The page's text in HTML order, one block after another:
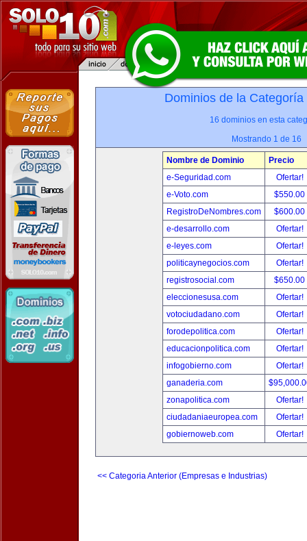
Dominios de la
16 dominios en esta
Mostrando 1 de 16
Nombre de Dominio
Precio
e-Seguridad.com
Ofertar!
e-Voto.com
$550.00
RegistroDeNombres.com
$600.00
e-desarrollo.com
Ofertar!
e-leyes.com
Ofertar!
politicaynegocios.com
Ofertar!
registrosocial.com
$650.00
eleccionesusa.com
Ofertar!
votociudadano.com
Ofertar!
forodepolitica.com
Ofertar!
educacionpolitica.com
Ofertar!
infogobierno.com
Ofertar!
ganaderia.com
zonapolitica.com
Ofertar!
ciudadaniaeuropea.com
Ofertar!
gobiernoweb.com
Ofertar!
<< Categoria Anterior (Empresas e Industrias)